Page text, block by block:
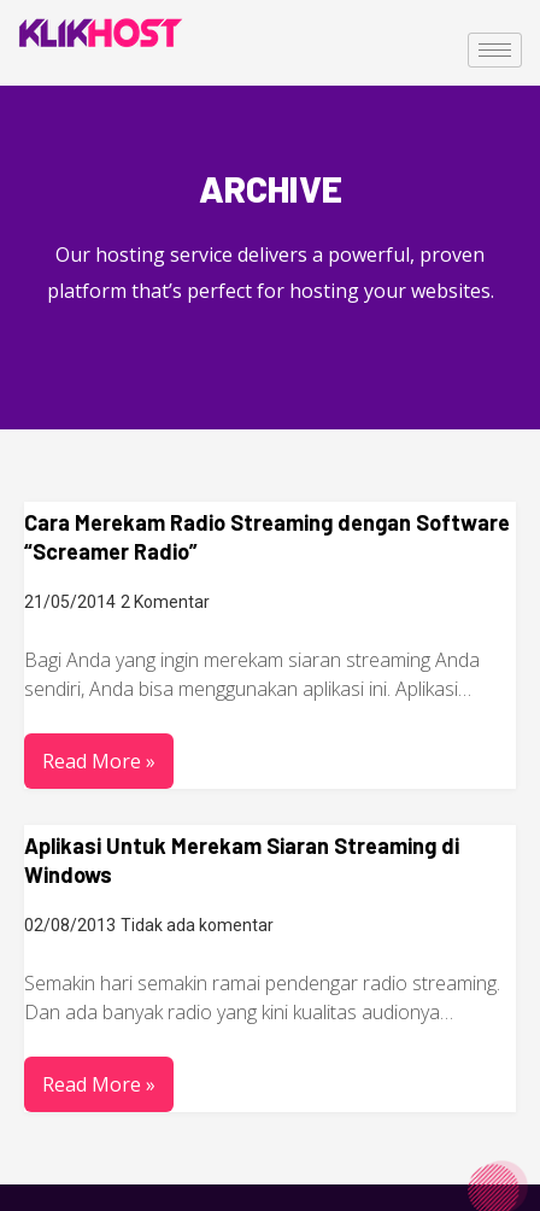
ARCHIVE
Our hosting service delivers a powerful, proven
platform that’s perfect for hosting your websites.
Cara Merekam Radio Streaming dengan Software
“Screamer Radio”
21/05/2014 2 Komentar
Bagi Anda yang ingin merekam siaran streaming Anda
sendiri, Anda bisa menggunakan aplikasi ini. Aplikasi…
Read More »
Aplikasi Untuk Merekam Siaran Streaming di
Windows
02/08/2013 Tidak ada komentar
Semakin hari semakin ramai pendengar radio streaming.
Dan ada banyak radio yang kini kualitas audionya…
Read More »